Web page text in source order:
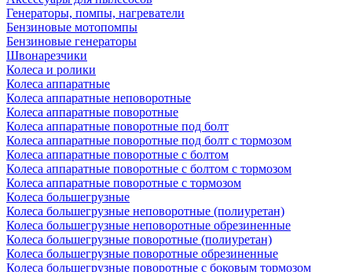
Генераторы, помпы, нагреватели
Бензиновые мотопомпы
Бензиновые генераторы
Швонарезчики
Колеса и ролики
Колеса аппаратные
Колеса аппаратные неповоротные
Колеса аппаратные поворотные
Колеса аппаратные поворотные под болт
Колеса аппаратные поворотные под болт с тормозом
Колеса аппаратные поворотные с болтом
Колеса аппаратные поворотные с болтом с тормозом
Колеса аппаратные поворотные с тормозом
Колеса большегрузные
Колеса большегрузные неповоротные (полиуретан)
Колеса большегрузные неповоротные обрезиненные
Колеса большегрузные поворотные (полиуретан)
Колеса большегрузные поворотные обрезиненные
Колеса большегрузные поворотные с боковым тормозом